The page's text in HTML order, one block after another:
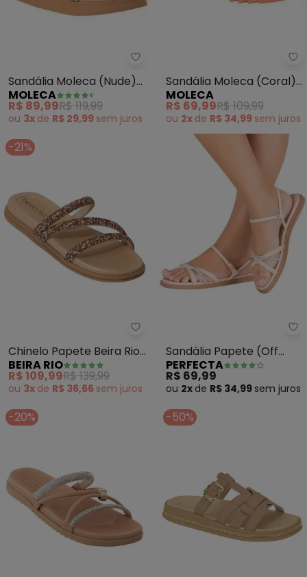
Moleca - Sandália Moleca
Sandália Moleca (Nude)
em Tecido
MOLECA
R$ 89,99R$ 119,99
ou 3x de R$ 29,99 sem juros
Sandália Moleca (Coral)
em Tecido
MOLECA
R$ 69,99R$ 109,99
ou 2x de R$ 34,99 sem juros
-21%
Beira Rio - Chinelo Papete
Chinelo Papete Beira Rio
(Caramelo) em Sintético
BEIRA RIO
R$ 109,99R$ 139,99
ou 3x de R$ 36,66 sem juros
Sandália Papete (Off
White) em Sintético e
Strass
PERFECTA
R$ 69,99
ou 2x de R$ 34,99 sem juros
-20% -50%